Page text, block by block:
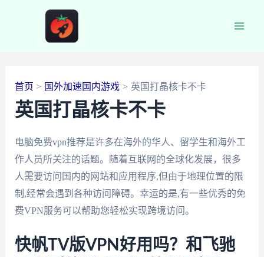
首页 国外加速国内游戏 英国打晶核卡不卡
英国打晶核卡不卡
电脑免费vpn推荐是许多在海外的华人、留学生和海外工
作人员所关注的话题。随着互联网的全球化发展，很多
人需要访问国内的网站和应用程序,但由于地理位置的限
制,经常会遇到各种访问障碍。幸运的是,有一些优秀的免
费VPN服务可以帮助您轻松实现跨境访问。
快帆TV版VPN好用吗？和飞驰